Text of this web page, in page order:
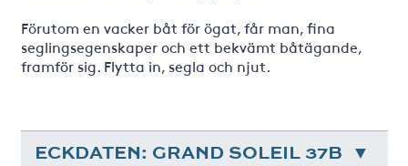
Förutom en vacker båt för ögat, får man, fina
seglingsegenskaper och ett bekvämt båtägande,
framför sig. Flytta in, segla och njut.
ECKDATEN: GRAND SOLEIL 37B